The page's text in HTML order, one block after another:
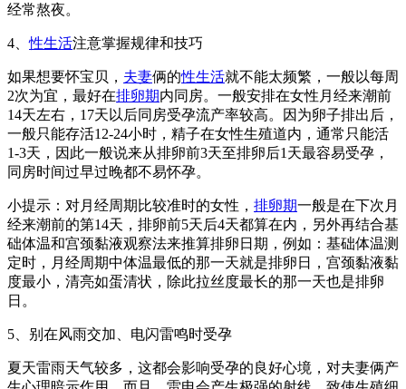
经常熬夜。
4、性生活注意掌握规律和技巧
如果想要怀宝贝， 夫妻俩的性生活就不能太频繁，一般以每周
2次为宜，最好在排卵期内同房。一般安排在女性月经来潮前
14天左右，17天以后同房受孕流产率较高。因为卵子排出后，
一般只能存活12-24小时，精子在女性生殖道内，通常只能活
1-3天，因此一般说来从排卵前3天至排卵后1天最容易受孕，
同房时间过早过晚都不易怀孕。
小提示：对月经周期比较准时的女性， 排卵期一般是在下次月
经来潮前的第14天，排卵前5天后4天都算在内，另外再结合基
础体温和宫颈黏液观察法来推算排卵日期，例如：基础体温测
定时，月经周期中体温最低的那一天就是排卵日，宫颈黏液黏
度最小，清亮如蛋清状，除此拉丝度最长的那一天也是排卵
日。
5、别在风雨交加、电闪雷鸣时受孕
夏天雷雨天气较多，这都会影响受孕的良好心境，对夫妻俩产